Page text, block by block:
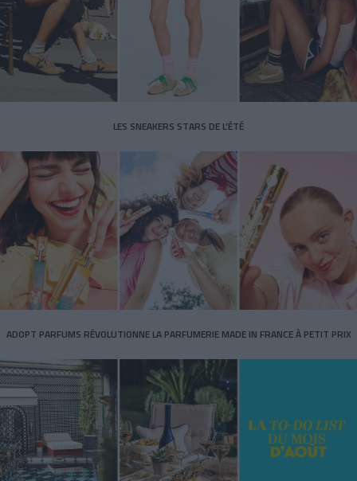
LES SNEAKERS STARS DE L’ÉTÉ
ADOPT PARFUMS RÉVOLUTIONNE LA PARFUMERIE MADE IN FRANCE À PETIT PRIX